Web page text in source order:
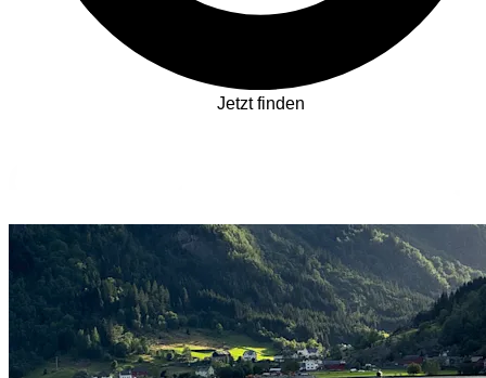
Jetzt finden